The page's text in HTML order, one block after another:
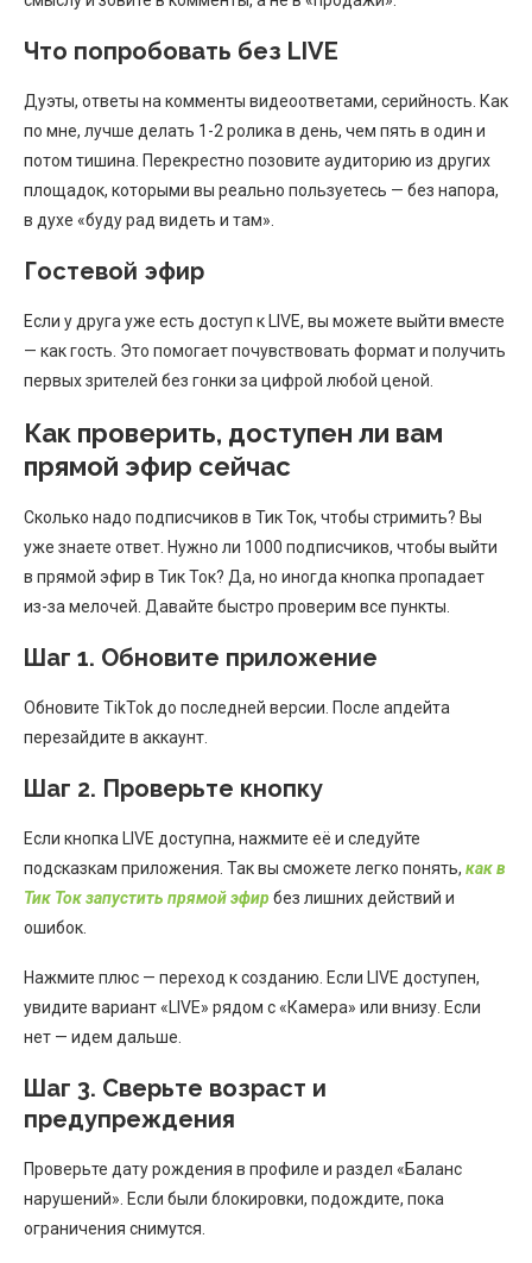
Что попробовать без LIVE
Дуэты, ответы на комменты видеоответами, серийность. Как
по мне, лучше делать 1-2 ролика в день, чем пять в один и
потом тишина. Перекрестно позовите аудиторию из других
площадок, которыми вы реально пользуетесь — без напора,
в духе «буду рад видеть и там».
Гостевой эфир
Если у друга уже есть доступ к LIVE, вы можете выйти вместе
— как гость. Это помогает почувствовать формат и получить
первых зрителей без гонки за цифрой любой ценой.
Как проверить, доступен ли вам
прямой эфир сейчас
Сколько надо подписчиков в Тик Ток, чтобы стримить? Вы
уже знаете ответ. Нужно ли 1000 подписчиков, чтобы выйти
в прямой эфир в Тик Ток? Да, но иногда кнопка пропадает
из-за мелочей. Давайте быстро проверим все пункты.
Шаг 1. Обновите приложение
Обновите TikTok до последней версии. После апдейта
перезайдите в аккаунт.
Шаг 2. Проверьте кнопку
Если кнопка LIVE доступна, нажмите её и следуйте
подсказкам приложения. Так вы сможете легко понять, как в
Тик Ток запустить прямой эфирбез лишних действий и
ошибок.
Нажмите плюс — переход к созданию. Если LIVE доступен,
увидите вариант «LIVE» рядом с «Камера» или внизу. Если
нет — идем дальше.
Шаг 3. Сверьте возраст и
предупреждения
Проверьте дату рождения в профиле и раздел «Баланс
нарушений». Если были блокировки, подождите, пока
ограничения снимутся.